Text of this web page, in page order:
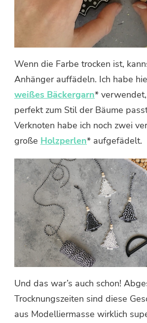
Wenn die Farbe trocken ist,
Anhänger auffädeln. Ich habe
weißes Bäckergarn*
perfekt zum Stil der Bäume
Verknoten habe ich noch zwei
große Holzperlen* aufgefädelt.
Und das war’s auch schon!
Trocknungszeiten sind diese
aus Modelliermasse wirklich